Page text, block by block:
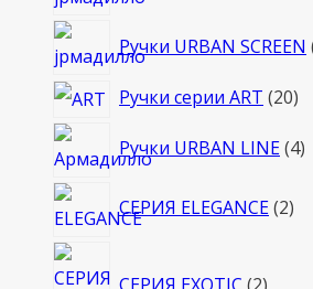
Ручки URBAN SCREEN
Ручки серии ART 2020
Ручки URBAN LINE 44
СЕРИЯ ELEGANCE 22